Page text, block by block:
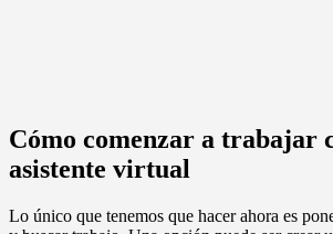
Cómo comenzar a trabajar
asistente virtual
Lo único que tenemos que hacer ahora es